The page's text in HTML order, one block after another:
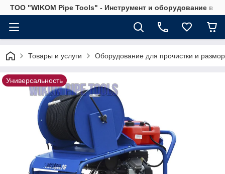
ТОО "WIKOM Pipe Tools" - Инструмент и оборудование в
Товары и услуги Оборудование для прочистки и
Универсальность